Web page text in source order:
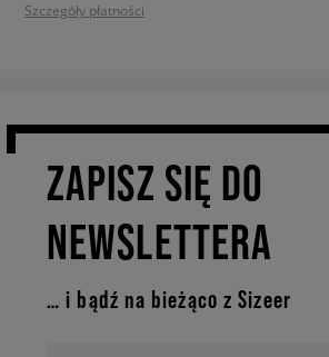
Szczegóły płatności
ZAPISZ SIĘ DO
NEWSLETTERA
… i bądź na bieżąco z Sizeer